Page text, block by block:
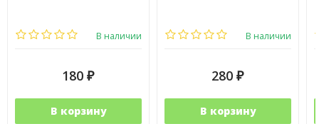
В наличии
180 ₽
В корзину
В наличии
280 ₽
В корзину